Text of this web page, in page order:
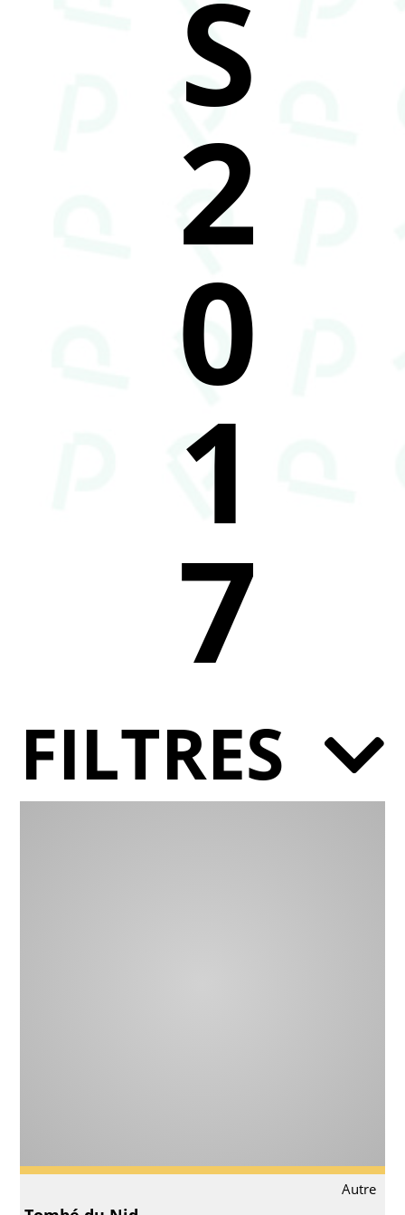
S
2
0
1
7
Autre
FILTRES